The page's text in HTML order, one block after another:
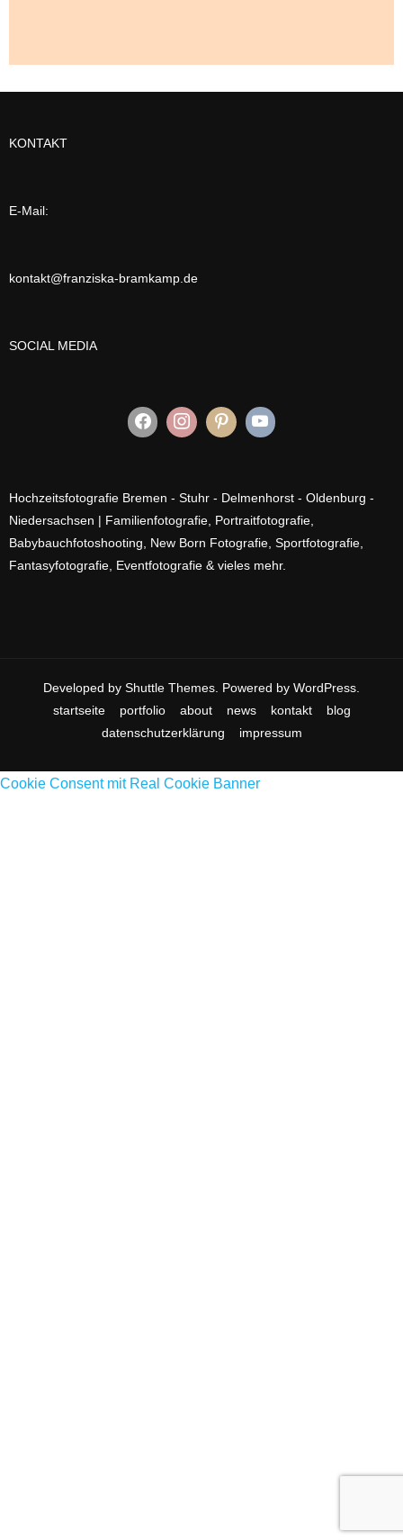
KONTAKT
E-Mail:
kontakt@franziska-bramkamp.de
SOCIAL MEDIA
Hochzeitsfotografie Bremen - Stuhr - Delmenhorst - Oldenburg -
Niedersachsen | Familienfotografie, Portraitfotografie,
Babybauchfotoshooting, New Born Fotografie, Sportfotografie,
Fantasyfotografie, Eventfotografie & vieles mehr.
Developed by Shuttle Themes . Powered by WordPress
startseite
portfolio about news kontakt
blog
datenschutzerklärung
impressum
Cookie Consent mit Real Cookie Banner